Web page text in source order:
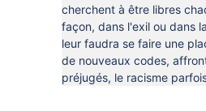
cherchent à être libres
façon, dans l'exil ou dans
leur faudra se faire une
de nouveaux codes,
préjugés, le racisme